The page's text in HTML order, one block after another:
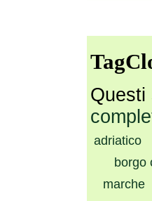
Questi
adriatico
borgo
marche